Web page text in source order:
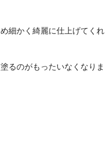
細かく綺麗に仕上げてくれ
るのがもったいなくなりま